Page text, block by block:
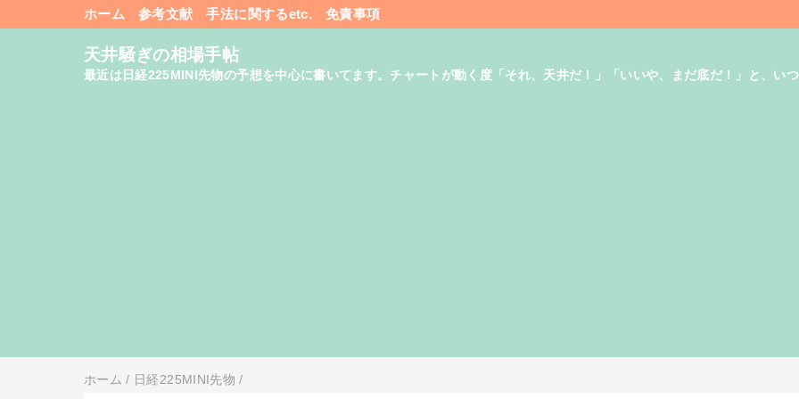
ホーム 参考文献 手法に関するetc. 免責事項
天井騒ぎの相場手帖
最近は日経225MINI先物の予想を中心に書いてます。チャートが動く度「それ、天井だ！」「いいや、まだ底だ！」と、い
ホーム / 日経225MINI先物 /